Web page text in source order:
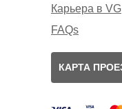
КАРТА
FAQs
Карьера в VG